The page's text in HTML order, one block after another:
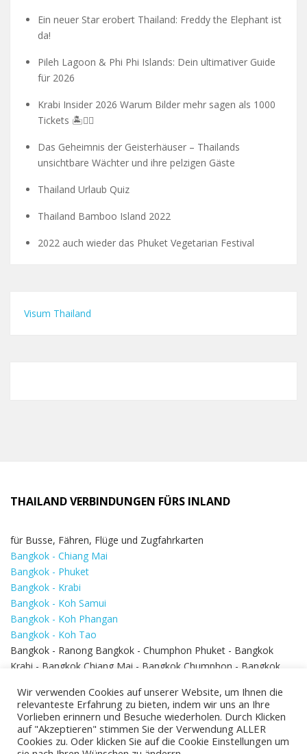
Ein neuer Star erobert Thailand: Freddy the Elephant ist
da!
Pileh Lagoon & Phi Phi Islands: Dein ultimativer Guide
für 2026
Krabi Insider 2026 Warum Bilder mehr sagen als 1000
Tickets 🏝️🧗‍♂️
Das Geheimnis der Geisterhäuser – Thailands
unsichtbare Wächter und ihre pelzigen Gäste
Thailand Urlaub Quiz
Thailand Bamboo Island 2022
2022 auch wieder das Phuket Vegetarian Festival
Visum Thailand
THAILAND VERBINDUNGEN FÜRS INLAND
für Busse, Fähren, Flüge und Zugfahrkarten
Bangkok - Chiang Mai
Bangkok - Phuket
Bangkok - Krabi
Bangkok - Koh Samui
Bangkok - Koh Phangan
Bangkok - Koh Tao
Bangkok - Ranong Bangkok - Chumphon Phuket - Bangkok
Krabi - Bangkok Chiang Mai - Bangkok Chumphon - Bangkok
Bangkok - Hua Hin
Wir verwenden Cookies auf unserer Website, um Ihnen die
relevanteste Erfahrung zu bieten, indem wir uns an Ihre
Vorlieben erinnern und Besuche wiederholen. Durch Klicken
auf "Akzeptieren" stimmen Sie der Verwendung ALLER
Cookies zu. Oder klicken Sie auf die Cookie Einstellungen um